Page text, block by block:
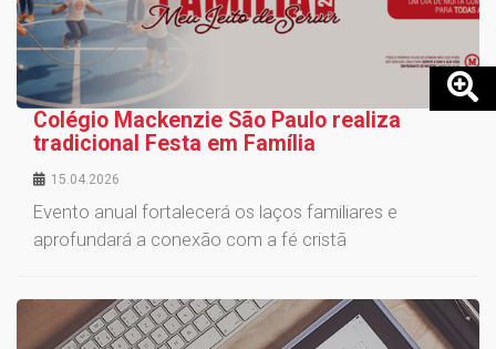
Colégio Mackenzie São Paulo realiza
tradicional Festa em Família
15.04.2026
Evento anual fortalecerá os laços familiares e
aprofundará a conexão com a fé cristã